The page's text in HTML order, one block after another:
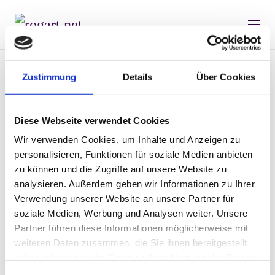
Zustimmung Details Über Cookies
Diese Webseite verwendet Cookies
Wir verwenden Cookies, um Inhalte und Anzeigen zu
personalisieren, Funktionen für soziale Medien anbieten
zu können und die Zugriffe auf unsere Website zu
analysieren. Außerdem geben wir Informationen zu Ihrer
Verwendung unserer Website an unsere Partner für
soziale Medien, Werbung und Analysen weiter. Unsere
Partner führen diese Informationen möglicherweise mit
weiteren Daten zusammen, die Sie ihnen bereitgestellt
geweckt?
Wir beraten Sie umfassend und liefern Antworten
auf Fragen, die Sie im Zusammenhang mit Ihrer
neuen Website beschäftigen.